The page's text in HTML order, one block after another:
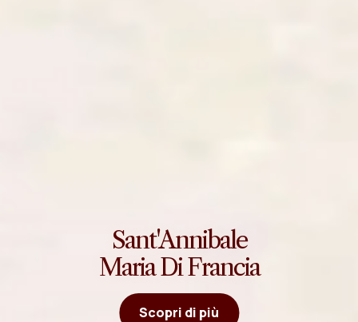
Sant'Annibale
Maria Di Francia
Scopri di più